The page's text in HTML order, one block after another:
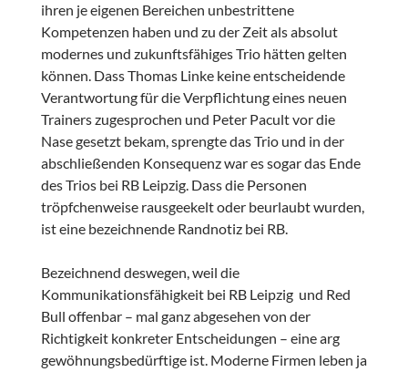
ihren je eigenen Bereichen unbestrittene
Kompetenzen haben und zu der Zeit als absolut
modernes und zukunftsfähiges Trio hätten gelten
können. Dass Thomas Linke keine entscheidende
Verantwortung für die Verpflichtung eines neuen
Trainers zugesprochen und Peter Pacult vor die
Nase gesetzt bekam, sprengte das Trio und in der
abschließenden Konsequenz war es sogar das Ende
des Trios bei RB Leipzig. Dass die Personen
tröpfchenweise rausgeekelt oder beurlaubt wurden,
ist eine bezeichnende Randnotiz bei RB.
Bezeichnend deswegen, weil die
Kommunikationsfähigkeit bei RB Leipzig und Red
Bull offenbar – mal ganz abgesehen von der
Richtigkeit konkreter Entscheidungen – eine arg
gewöhnungsbedürftige ist. Moderne Firmen leben ja